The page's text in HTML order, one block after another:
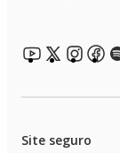
Site seguro